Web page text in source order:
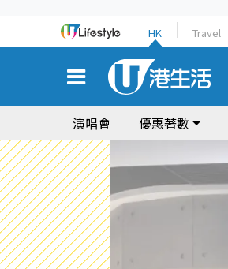
HK Travel
演唱會 優惠著數